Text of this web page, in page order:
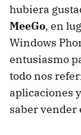
hubiera
MeeGo, en
Windows
entusiasmo
todo nos
aplicaciones
saber vender